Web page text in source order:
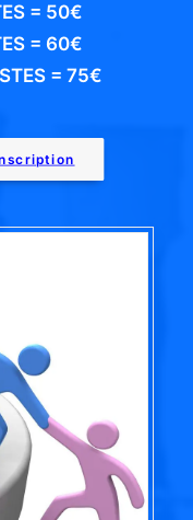
= 50€
= 60€
= 75€